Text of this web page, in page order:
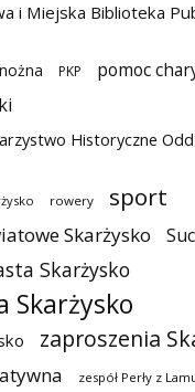
i Miejska Biblioteka
PKP
pomoc
Historyczne
rowery sport
Skarżysko
Skarżysko
Skarżysko
zaproszenia
zespół Perły z